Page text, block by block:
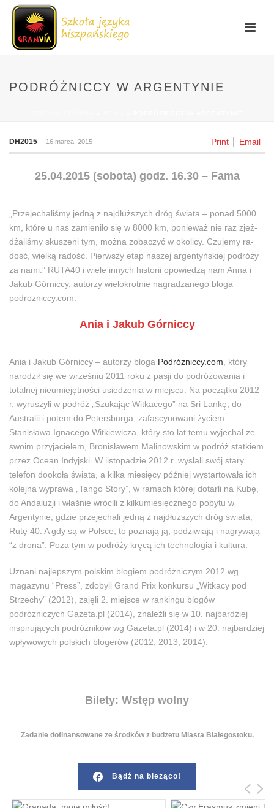
PODRÓŻNICCY W ARGENTYNIE
Print Email
DH2015 16 marca, 2015
25.04.2015 (sobota) godz. 16.30 – Fama
„Prze­je­cha­li­śmy jed­ną z naj­dłuż­szych dróg świa­ta – po­nad 5000
km, któ­re u nas za­mie­ni­ło się w 8000 km, po­nie­waż nie raz zjeż­
dża­li­śmy sku­sze­ni tym, moż­na zo­ba­czyć w oko­li­cy. Czu­je­my ra­
dość, wiel­ką ra­dość. Pierw­szy etap na­szej ar­gen­tyń­skiej po­dró­ży
za na­mi.” RUTA40 i wiele innych historii opowiedzą nam Anna i
Jakub Górniccy, autorzy wielokrotnie nagradzanego bloga
podrozniccy.com.
Ania i Jakub Górniccy
Ania i Jakub Górniccy – autorzy bloga Podróżniccy.com , który
narodził się we wrześniu 2011 roku z pasji do podróżowania i
totalnej nieumiejętności usiedzenia w miejscu. Na początku 2012
r. wyruszyli w podróż „Szukając Witkacego” na Sri Lankę, do
Australii i potem do Petersburga, zafascynowani życiem
Stanisława Ignacego Witkiewicza, który sto lat temu wyjechał ze
swoim przyjacielem, Bronisławem Malinowskim w podróż statkiem
przez Ocean Indyjski. W listopadzie 2012 r. wysłali swój stary
telefon dookoła świata, a kilka miesięcy później wystartowała ich
kolejna wyprawa „Tango Story”, w ramach której dotarli na Kubę,
do Andaluzji i właśnie wrócili z kilkumiesięcznego pobytu w
Argentynie, gdzie przejechali jedną z najdłuższych dróg świata,
Rutę 40. A gdy są w Polsce, to poznają ją, podziwiają i nagrywają
“z drona”. Poza tym w podróży kręcą ich technologia i kultura.
Uznani najlepszym polskim blogiem podróżniczym 2012 wg
magazynu “Press”, zdobyli Grand Prix konkursu „Witkacy pod
Strzechy” (2012), zajęli 2. miejsce w rankingu blogów
podróżniczych Gazeta.pl (2014), znaleźli się w 10. najbardziej
inspirujących podróżników wg Gazeta.pl (2014) i w 20. najbardziej
wpływowych polskich blogerów (2012, 2013, 2014).
Bilety: Wstęp wolny
Zadanie dofinansowane ze środków z budżetu Miasta Białegostoku.
Bądź na bieżąco!